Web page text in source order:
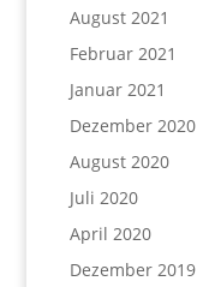
August 2021
Februar 2021
Januar 2021
Dezember 2020
August 2020
Juli 2020
April 2020
Dezember 2019